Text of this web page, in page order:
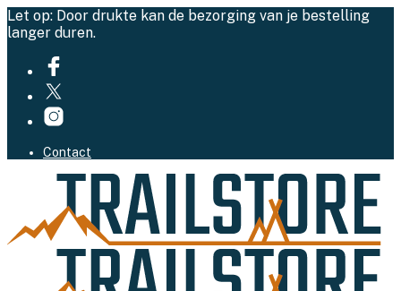
Let op: Door drukte kan de bezorging van je bestelling
langer duren.
Contact